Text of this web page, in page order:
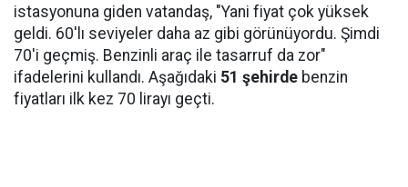
istasyonuna giden vatandaş, "Yani fiyat çok yüksek
geldi. 60'lı seviyeler daha az gibi görünüyordu. Şimdi
70'i geçmiş. Benzinli araç ile tasarruf da zor"
ifadelerini kullandı. Aşağıdaki 51 şehirde benzin
fiyatları ilk kez 70 lirayı geçti.